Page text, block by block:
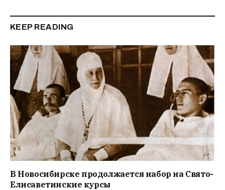
KEEP READING
В Новосибирске продолжается набор на Свято-
Елисаветинские курсы